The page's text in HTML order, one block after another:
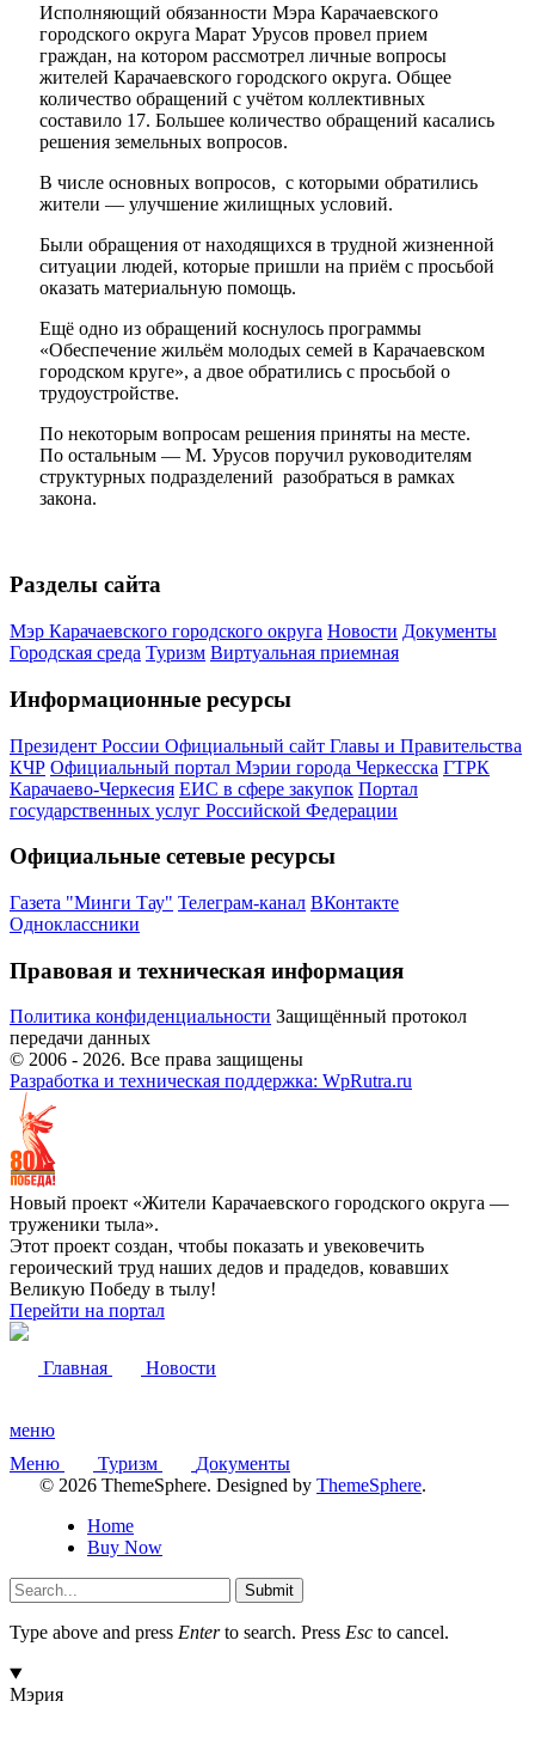
Исполняющий обязанности Мэра Карачаевского
городского округа Марат Урусов провел прием
граждан, на котором рассмотрел личные вопросы
жителей Карачаевского городского округа. Общее
количество обращений с учётом коллективных
составило 17. Большее количество обращений касались
решения земельных вопросов.
В числе основных вопросов, с которыми обратились
жители — улучшение жилищных условий.
Были обращения от находящихся в трудной жизненной
ситуации людей, которые пришли на приём с просьбой
оказать материальную помощь.
Ещё одно из обращений коснулось программы
«Обеспечение жильём молодых семей в Карачаевском
городском круге», а двое обратились с просьбой о
трудоустройстве.
По некоторым вопросам решения приняты на месте.
По остальным — М. Урусов поручил руководителям
структурных подразделений разобраться в рамках
закона.
Разделы сайта
Мэр Карачаевского городского округа Новости Документы
Городская среда Туризм Виртуальная приемная
Информационные ресурсы
Президент России Официальный сайт Главы и Правительства
КЧР Официальный портал Мэрии города Черкесска ГТРК
Карачаево-Черкесия ЕИС в сфере закупок Портал
государственных услуг Российской Федерации
Официальные сетевые ресурсы
Газета "Минги Тау" Телеграм-канал ВКонтакте
Одноклассники
Правовая и техническая информация
Политика конфиденциальности Защищённый протокол
передачи данных
© 2006 - 2026. Все права защищены
Разработка и техническая поддержка: WpRutra.ru
Новый проект «Жители Карачаевского городского округа —
труженики тыла».
Этот проект создан, чтобы показать и увековечить
героический труд наших дедов и прадедов, ковавших
Великую Победу в тылу!
Перейти на портал
Главная Новости
меню
Меню
Туризм
Документы
© 2026 ThemeSphere. Designed by ThemeSphere.
Home
Buy Now
Submit
Type above and press Enterto search. Press Esc to cancel.
Мэрия